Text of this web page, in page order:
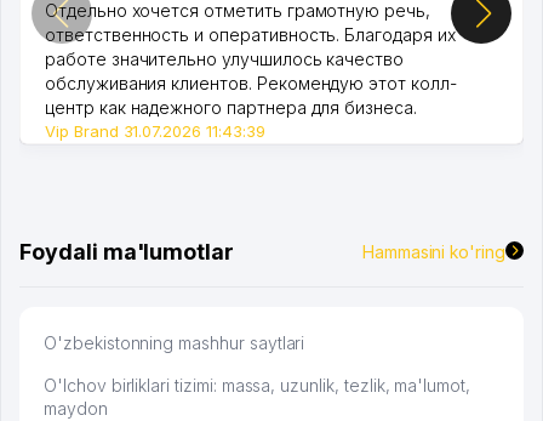
Отдельно хочется отметить грамотную речь,
ответственность и оперативность. Благодаря их
работе значительно улучшилось качество
обслуживания клиентов. Рекомендую этот колл-
центр как надежного партнера для бизнеса.
Vip Brand 31.07.2026 11:43:39
Foydali ma'lumotlar Hammasini ko'ring
O'zbekistonning mashhur saytlari
O'lchov birliklari tizimi: massa, uzunlik, tezlik, ma'lumot,
maydon